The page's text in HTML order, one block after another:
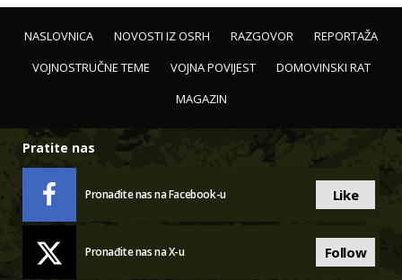
NASLOVNICA NOVOSTI IZ OSRH RAZGOVOR
REPORTAŽA
VOJNOSTRUČNE TEME
VOJNA POVIJEST
DOMOVINSKI RAT
MAGAZIN
Pratite nas
Pronađite nas na Facebook-u Like
Pronađite nas na X-u Follow